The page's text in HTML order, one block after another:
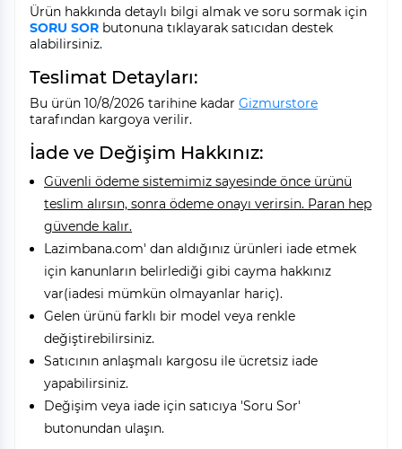
Ürün hakkında detaylı bilgi almak ve soru sormak için
SORU SOR butonuna tıklayarak satıcıdan destek
alabilirsiniz.
Teslimat Detayları:
Bu ürün 10/8/2026 tarihine kadar Gizmurstore
tarafından kargoya verilir.
İade ve Değişim Hakkınız:
Güvenli ödeme sistemimiz sayesinde önce ürünü
teslim alırsın, sonra ödeme onayı verirsin. Paran hep
güvende kalır.
Lazimbana.com' dan aldığınız ürünleri iade etmek
için kanunların belirlediği gibi cayma hakkınız
var(iadesi mümkün olmayanlar hariç).
Gelen ürünü farklı bir model veya renkle
değiştirebilirsiniz.
Satıcının anlaşmalı kargosu ile ücretsiz iade
yapabilirsiniz.
Değişim veya iade için satıcıya 'Soru Sor'
butonundan ulaşın.